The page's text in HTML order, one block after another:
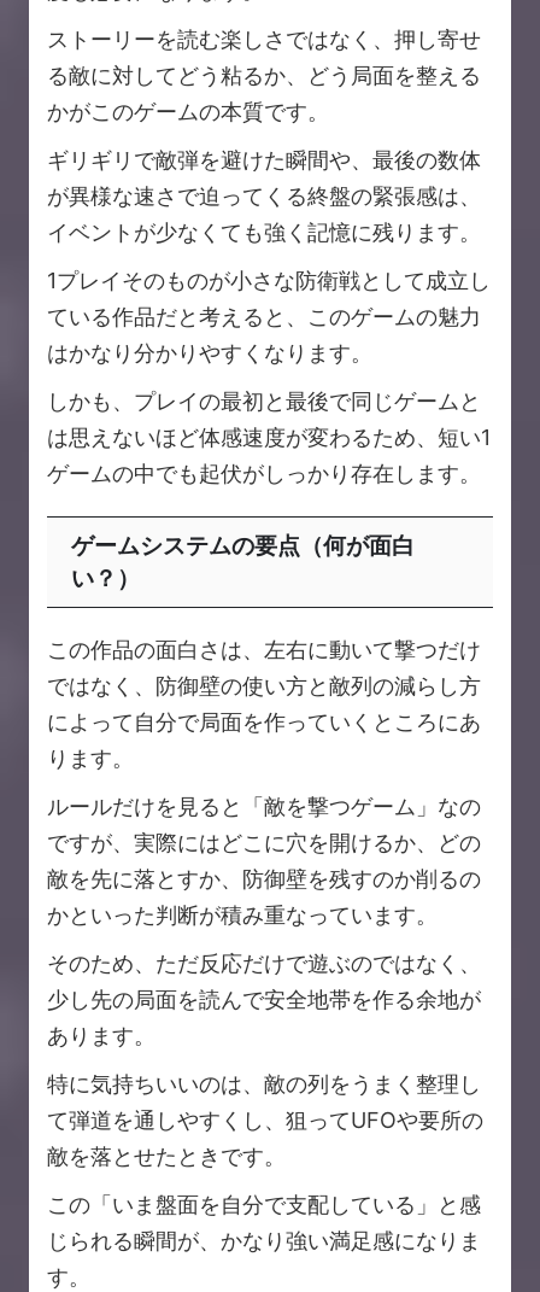
ストーリーを読む楽しさではなく、押し寄せ
る敵に対してどう粘るか、どう局面を整える
かがこのゲームの本質です。
ギリギリで敵弾を避けた瞬間や、最後の数体
が異様な速さで迫ってくる終盤の緊張感は、
イベントが少なくても強く記憶に残ります。
1プレイそのものが小さな防衛戦として成立し
ている作品だと考えると、このゲームの魅力
はかなり分かりやすくなります。
しかも、プレイの最初と最後で同じゲームと
は思えないほど体感速度が変わるため、短い1
ゲームの中でも起伏がしっかり存在します。
ゲームシステムの要点（何が面白
い？）
この作品の面白さは、左右に動いて撃つだけ
ではなく、防御壁の使い方と敵列の減らし方
によって自分で局面を作っていくところにあ
ります。
ルールだけを見ると「敵を撃つゲーム」なの
ですが、実際にはどこに穴を開けるか、どの
敵を先に落とすか、防御壁を残すのか削るの
かといった判断が積み重なっています。
そのため、ただ反応だけで遊ぶのではなく、
少し先の局面を読んで安全地帯を作る余地が
あります。
特に気持ちいいのは、敵の列をうまく整理し
て弾道を通しやすくし、狙ってUFOや要所の
敵を落とせたときです。
この「いま盤面を自分で支配している」と感
じられる瞬間が、かなり強い満足感になりま
す。